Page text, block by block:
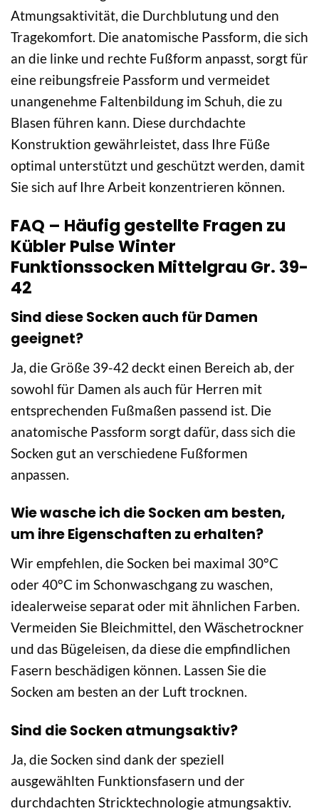
Atmungsaktivität, die Durchblutung und den
Tragekomfort. Die anatomische Passform, die sich
an die linke und rechte Fußform anpasst, sorgt für
eine reibungsfreie Passform und vermeidet
unangenehme Faltenbildung im Schuh, die zu
Blasen führen kann. Diese durchdachte
Konstruktion gewährleistet, dass Ihre Füße
optimal unterstützt und geschützt werden, damit
Sie sich auf Ihre Arbeit konzentrieren können.
FAQ – Häufig gestellte Fragen zu
Kübler Pulse Winter
Funktionssocken Mittelgrau Gr. 39-
42
Sind diese Socken auch für Damen
geeignet?
Ja, die Größe 39-42 deckt einen Bereich ab, der
sowohl für Damen als auch für Herren mit
entsprechenden Fußmaßen passend ist. Die
anatomische Passform sorgt dafür, dass sich die
Socken gut an verschiedene Fußformen
anpassen.
Wie wasche ich die Socken am besten,
um ihre Eigenschaften zu erhalten?
Wir empfehlen, die Socken bei maximal 30°C
oder 40°C im Schonwaschgang zu waschen,
idealerweise separat oder mit ähnlichen Farben.
Vermeiden Sie Bleichmittel, den Wäschetrockner
und das Bügeleisen, da diese die empfindlichen
Fasern beschädigen können. Lassen Sie die
Socken am besten an der Luft trocknen.
Sind die Socken atmungsaktiv?
Ja, die Socken sind dank der speziell
ausgewählten Funktionsfasern und der
durchdachten Stricktechnologie atmungsaktiv.